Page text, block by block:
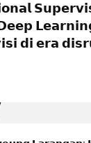
𝗱𝗶 𝗲𝗿𝗮